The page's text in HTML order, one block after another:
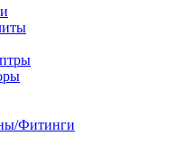
Фитинги